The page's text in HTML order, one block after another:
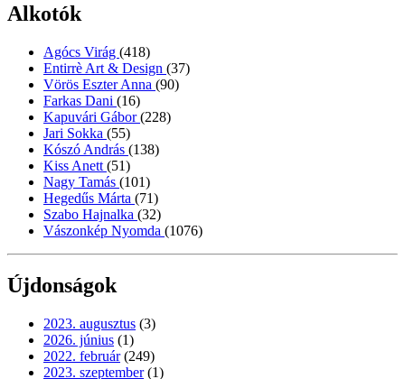
Alkotók
Agócs Virág (418)
Entirrè Art & Design (37)
Vörös Eszter Anna (90)
Farkas Dani (16)
Kapuvári Gábor(228)
Jari Sokka (55)
Kószó András (138)
Kiss Anett (51)
Nagy Tamás (101)
Hegedűs Márta (71)
Szabo Hajnalka (32)
Vászonkép Nyomda (1076)
Újdonságok
2023. augusztus (3)
2026. június (1)
2022. február (249)
2023. szeptember (1)